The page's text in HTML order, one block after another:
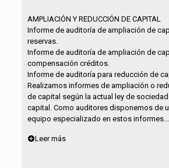
AMPLIACIÓN Y REDUCCIÓN DE CAPITAL
Informe de auditoría de ampliación de
reservas.
Informe de auditoría de ampliación de
compensación créditos.
Informe de auditoría para reducción de
Realizamos informes de ampliación o
de capital según la actual ley de
capital. Como auditores disponemos de
equipo especializado en estos informes...
Leer más